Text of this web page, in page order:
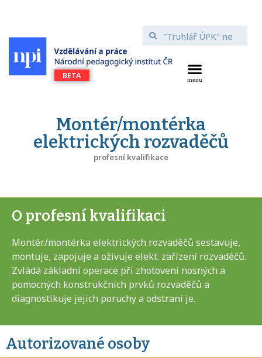
Montér/montérka
elektrických rozvaděčů
profesní kvalifikace
O profesní kvalifikaci
Montér/montérka elektrických rozvaděčů sestavuje,
montuje, zapojuje a oživuje elekt. zařízení rozvaděčů.
Zvládá základní operace při zhotovení nosných a
pomocných konstrukčních prvků rozvaděčů a
diagnostikuje jejich poruchy a odstraní je.
Autorizované osoby